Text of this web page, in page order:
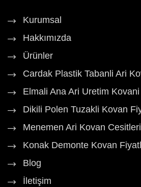
Kurumsal
Hakkımızda
Ürünler
Cardak Plastik Tabanli Ari
Elmali Ana Ari Uretim Kovani
Dikili Polen Tuzakli Kovan
Menemen Ari Kovan Cesitleri
Konak Demonte Kovan
Blog
İletişim